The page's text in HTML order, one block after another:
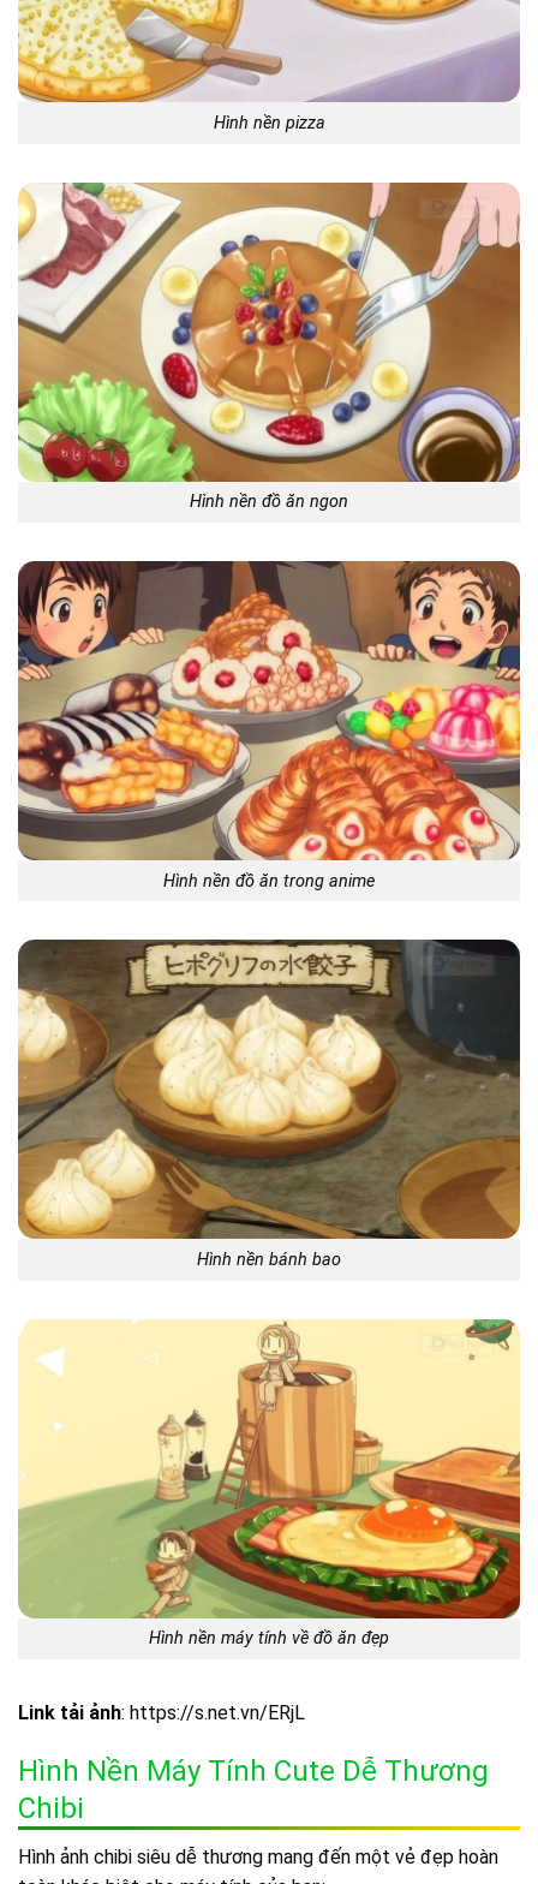
Hình nền pizza
Hình nền đồ ăn ngon
Hình nền đồ ăn trong anime
Hình nền bánh bao
Hình nền máy tính về đồ ăn đẹp
Link tải ảnh: https://s.net.vn/ERjL
Hình Nền Máy Tính Cute Dễ Thương
Chibi
Hình ảnh chibi siêu dễ thương mang đến một vẻ đẹp hoàn